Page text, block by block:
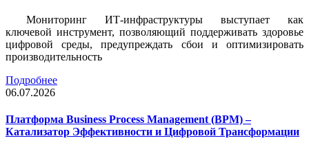
Мониторинг ИТ-инфраструктуры выступает как
ключевой инструмент, позволяющий поддерживать здоровье
цифровой среды, предупреждать сбои и оптимизировать
производительность
Подробнее
06.07.2026
Платформа Business Process Management (BPM) –
Катализатор Эффективности и Цифровой Трансформации